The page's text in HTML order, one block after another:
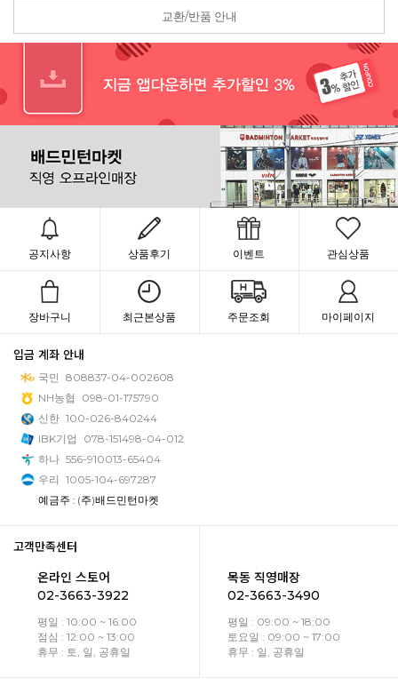
교환/반품 안내
공지사항 상품후기 이벤트 관심상품
장바구니 최근본상품 주문조회 마이페이지
입금 계좌 안내
국민 808837-04-002608
NH농협
098-01-175790
신한 100-026-840244
IBK기업
078-151498-04-012
하나 556-910013-65404
우리 1005-104-697287
예금주 : (주)배드민턴마켓
고객만족센터
온라인 스토어
02-3663-3922
평일 : 10:00 ~ 16:00
점심 : 12:00 ~ 13:00
휴무 : 토, 일, 공휴일
목동 직영매장
02-3663-3490
평일 : 09:00 ~ 18:00
토요일 : 09:00 ~ 17:00
휴무 : 일, 공휴일